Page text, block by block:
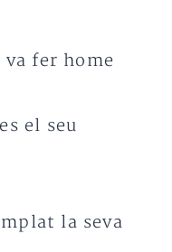
va fer home
el seu
la seva